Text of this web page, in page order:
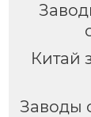
Китай
Заводы